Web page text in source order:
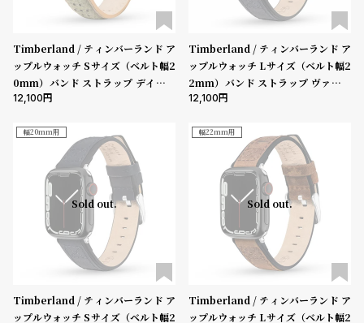
B
l
o
S
h
o
l
o
p
Timberland / ティンバーランド ア
ップルウォッチ Sサイズ（ベルト幅2
0mm）バンド ストラップ デインツ
リー グリーン レザー ガン ［対応ケ
2mm（series10以降）］
12,100
Timberland / ティンバーランド ア
ップルウォッチ Lサイズ（ベルト幅2
2mm）バンド ストラップ ヴァルデ
ィビアン ブルーレザー ［対応ケー
mm、Ultra］
12,100
幅20mm用
Sold out.
Timberland / ティンバーランド ア
ップルウォッチ Sサイズ（ベルト幅2
幅22mm用
Sold out.
Timberland / ティンバーランド ア
ップルウォッチ Lサイズ（ベルト幅2